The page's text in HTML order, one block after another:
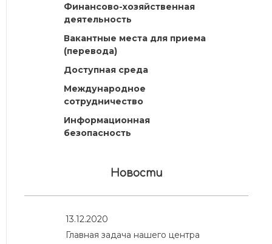
Финансово-хозяйственная
деятельность
Вакантные места для приема
(перевода)
Доступная среда
Международное
сотрудничество
Информационная
безопасность
Новости
13.12.2020
Главная задача нашего центра